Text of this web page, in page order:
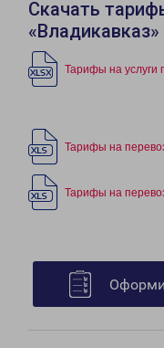
Скачать
«Владикавказ»
Тарифы на услуги
Тарифы на
Тарифы на